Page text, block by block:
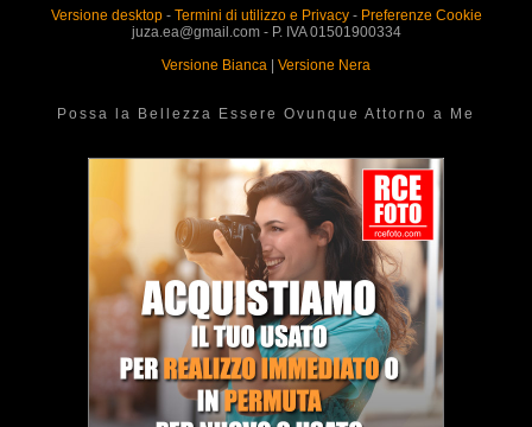
Versione desktop- Termini di utilizzo e Privacy- Preferenze Cookie
juza.ea@gmail.com - P. IVA 01501900334
Versione Bianca
Versione Nera
Possa la Bellezza Essere Ovunque Attorno a Me